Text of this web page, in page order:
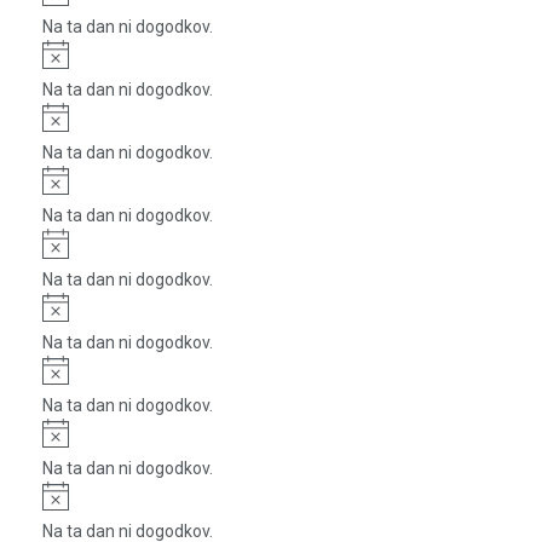
Na ta dan ni dogodkov.
Notice
Na ta dan ni dogodkov.
Notice
Na ta dan ni dogodkov.
Notice
Na ta dan ni dogodkov.
Notice
Na ta dan ni dogodkov.
Notice
Na ta dan ni dogodkov.
Notice
Na ta dan ni dogodkov.
Notice
Na ta dan ni dogodkov.
Notice
Na ta dan ni dogodkov.